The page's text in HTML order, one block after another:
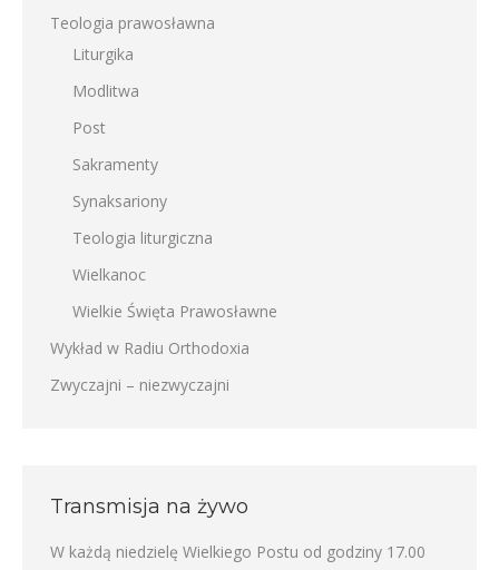
Teologia prawosławna
Liturgika
Modlitwa
Post
Sakramenty
Synaksariony
Teologia liturgiczna
Wielkanoc
Wielkie Święta Prawosławne
Wykład w Radiu Orthodoxia
Zwyczajni – niezwyczajni
Transmisja na żywo
W każdą niedzielę Wielkiego Postu od godziny 17.00